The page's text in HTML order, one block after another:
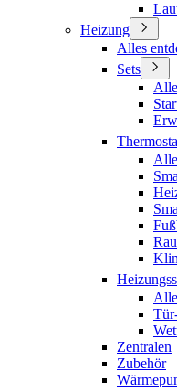
Heizung
Alles
Sets
Zentralen
Zubehör